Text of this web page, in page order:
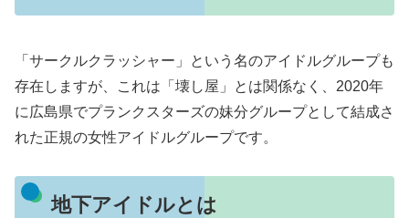
「サークルクラッシャー」という名のアイドルグループも
存在しますが、これは「壊し屋」とは関係なく、2020年
に広島県でプランクスターズの妹分グループとして結成さ
れた正規の女性アイドルグループです。
地下アイドルとは